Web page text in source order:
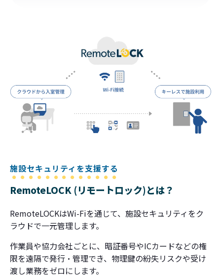
施設セキュリティを支援する
RemoteLOCK (リモートロック)とは？
RemoteLOCKはWi-Fiを通じて、施設セキュリティをク
ラウドで一元管理します。
作業員や協力会社ごとに、暗証番号やICカードなどの権
限を遠隔で発行・管理でき、物理鍵の紛失リスクや受け
渡し業務をゼロにします。